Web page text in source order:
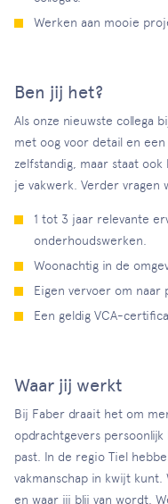
Werken aan mooie
Ben jij het?
Als onze nieuwste collega
met oog voor detail en
zelfstandig, maar staat
je vakwerk. Verder vragen
1 tot 3 jaar relevante
onderhoudswerken.
Woonachtig in de
Eigen vervoer om naar
Een geldig VCA-
Waar jij werkt
Bij Faber draait het om
opdrachtgevers
past. In de regio Tiel
vakmanschap in kwijt
en waar jij blij van wordt.